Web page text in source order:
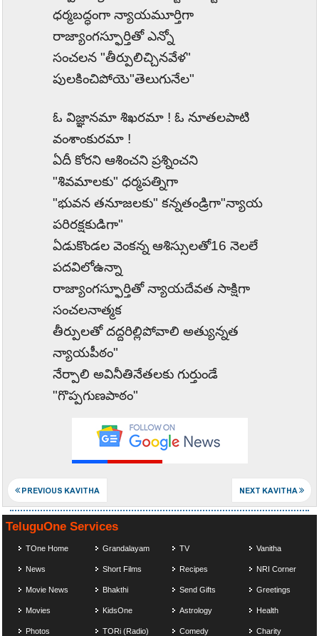
ధర్మబద్ధంగా న్యాయమూర్తిగా
రాజ్యాంగస్ఫూర్తితో ఎన్నో
సంచలన "తీర్పులిచ్చినవేళ"
పులకించిపోయె"తెలుగునేల"
ఓ విజ్ఞానమా శిఖరమా ! ఓ నూతలపాటి
వంశాంకురమా !
ఏదీ కోరని ఆశించని ప్రశ్నించని
"శివమాలకు" ధర్మపత్నిగా
"భువన తనూజలకు" కన్నతండ్రిగా"న్యాయ
పరిరక్షకుడిగా"
ఏడుకొండల వెంకన్న ఆశిస్సులతో16 నెలలే
పదవిలోఉన్నా
రాజ్యాంగస్ఫూర్తితో న్యాయదేవత సాక్షిగా
సంచలనాత్మక
తీర్పులతో దద్దరిల్లిపోవాలి అత్యున్నత
న్యాయపీఠం"
నేర్పాలి అవినీతినేతలకు గుర్తుండే
"గొప్పగుణపాఠం"
PREVIOUS KAVITHA NEXT KAVITHA
TeluguOne Services
TOne Home
News
Movie News
Movies
Photos
Grandalayam
Short Films
Bhakthi
KidsOne
TORi (Radio)
TV
Recipes
Send Gifts
Astrology
Comedy
Vanitha
NRI Corner
Greetings
Health
Charity